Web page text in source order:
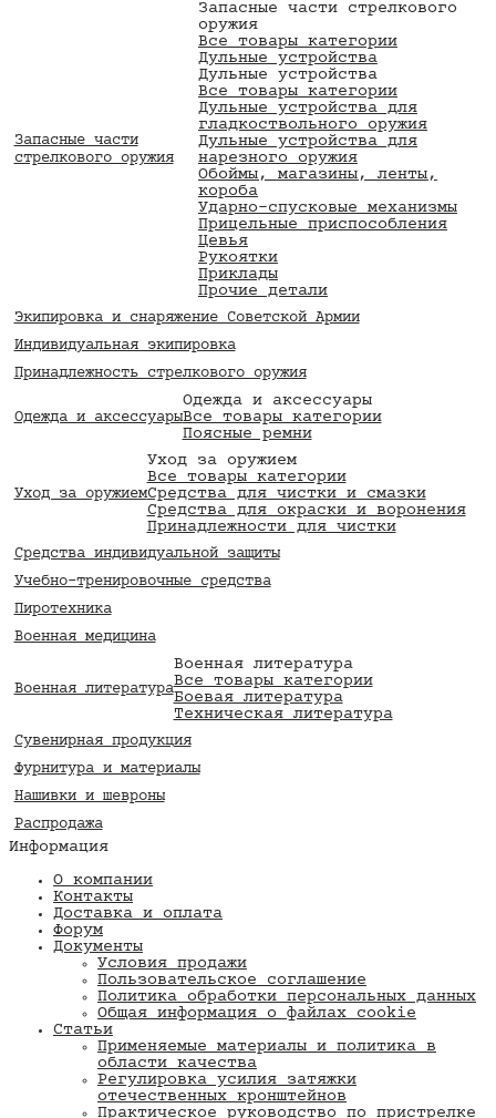
Запасные части
стрелкового оружия
Запасные части стрелкового
оружия
Все товары категории
Дульные устройства
Дульные устройства
Все товары категории
Дульные устройства для
гладкоствольного оружия
Дульные устройства для
нарезного оружия
Обоймы, магазины, ленты,
короба
Ударно-спусковые механизмы
Прицельные приспособления
Цевья
Рукоятки
Приклады
Прочие детали
Экипировка и снаряжение Советской Армии
Индивидуальная экипировка
Принадлежность стрелкового оружия
Одежда и аксессуары
Одежда и аксессуары
Все товары категории
Поясные ремни
Уход за оружием
Уход за оружием
Все товары категории
Средства для чистки и смазки
Средства для окраски и воронения
Принадлежности для чистки
Средства индивидуальной защиты
Учебно-тренировочные средства
Пиротехника
Военная медицина
Военная литература
Военная литература
Все товары категории
Боевая литература
Техническая литература
Сувенирная продукция
Фурнитура и материалы
Нашивки и шевроны
Распродажа
Информация
О компании
Контакты
Доставка и оплата
Форум
Документы
Условия продажи
Пользовательское соглашение
Политика обработки персональных данных
Общая информация о файлах cookie
Статьи
Применяемые материалы и политика в
области качества
​Регулировка усилия затяжки
отечественных кронштейнов
Практическое руководство по пристрелке